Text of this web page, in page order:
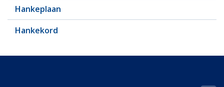
Hankeplaan
Hankekord